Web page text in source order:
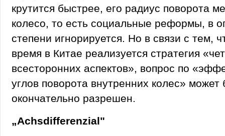
крутится быстрее, его радиус поворота
колесо, то есть социальные реформы, в
степени игнорируется. Но в связи с тем,
время в Китае реализуется стратегия
всесторонних аспектов», вопрос по
углов поворота внутренних колес» может
окончательно разрешен.
„Achsdifferenzial"